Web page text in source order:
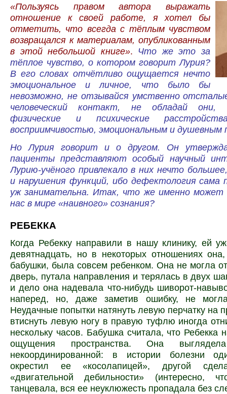
«Пользуясь правом автора выражать
отношение к своей работе, я хотел бы
отметить, что всегда с тёплым чувством
возвращался к материалам, опубликованным
в этой небольшой книге». Что же это за
тёплое чувство, о котором говорит Лурия?
В его словах отчётливо ощущается нечто
эмоциональное и личное, что было бы
невозможно, не отзывайся умственно
человеческий контакт, не обладай они,
физические и психические
восприимчивостью, эмоциональным и
Но Лурия говорит и о другом. Он
пациенты представляют особый научный
Лурию-учёного привлекало в них нечто
и нарушения функций, ибо дефектология сама
уж занимательна. Итак, что же именно может
нас в мире «наивного» сознания?
РЕБЕККА
Когда Ребекку направили в нашу клинику, ей
девятнадцать, но в некоторых отношениях
бабушки, была совсем ребенком. Она не могла
дверь, путала направления и терялась в двух
и дело она надевала что-нибудь шиворот-
наперед, но, даже заметив ошибку, не могла
Неудачные попытки натянуть левую перчатку на
втиснуть левую ногу в правую туфлю иногда
нескольку часов. Бабушка считала, что Ребекка
ощущения пространства. Она
некоординированной: в истории болезни
окрестил ее «косолапицей», другой
«двигательной дебильности» (интересно,
танцевала, вся ее неуклюжесть пропадала без